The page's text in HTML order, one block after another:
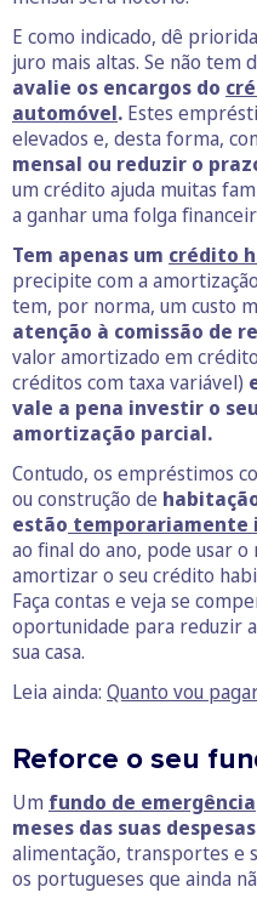
E como indicado, dê
juro mais altas. Se não tem
avalie os encargos do
automóvel. Estes
elevados e, desta forma,
mensal ou reduzir o
um crédito ajuda muitas
a ganhar uma folga
Tem apenas um crédito
precipite com a
tem, por norma, um custo
atenção à comissão de
valor amortizado em
créditos com taxa variável)
vale a pena investir o
amortização parcial.
Contudo, os empréstimos
ou construção de
estão temporariamente
ao final do ano, pode usar
amortizar o seu crédito
Faça contas e veja se
oportunidade para reduzir
sua casa.
Leia ainda: Quanto vou
Reforce o seu
Um fundo de emergência
meses das suas
alimentação, transportes e
os portugueses que ainda